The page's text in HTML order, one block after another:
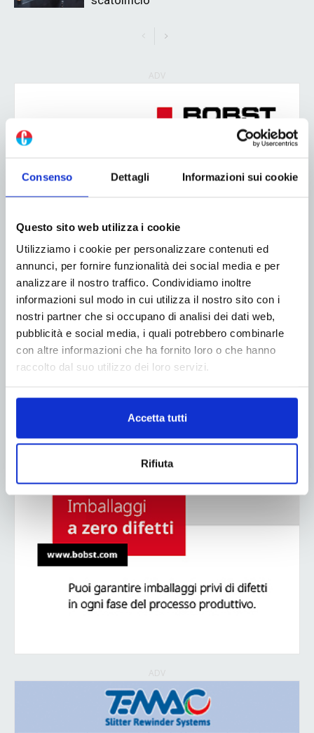
Consenso Dettagli Informazioni sui cookie
Questo sito web utilizza i cookie
Utilizziamo i cookie per personalizzare contenuti ed
annunci, per fornire funzionalità dei social media e per
analizzare il nostro traffico. Condividiamo inoltre
informazioni sul modo in cui utilizza il nostro sito con i
nostri partner che si occupano di analisi dei dati web,
pubblicità e social media, i quali potrebbero combinarle
con altre informazioni che ha fornito loro o che hanno
raccolto dal suo utilizzo dei loro servizi.
Accetta tutti
Rifiuta